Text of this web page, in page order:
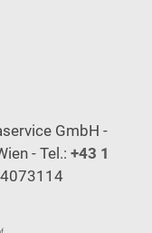
GmbH -
- Tel.: +43 1